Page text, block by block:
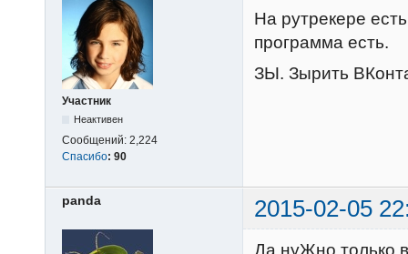
Участник
Неактивен
Сообщений: 2,224
Спасибо: 90
На рутрекере
программа есть.
ЗЫ. Зырить
panda 2015-02-05